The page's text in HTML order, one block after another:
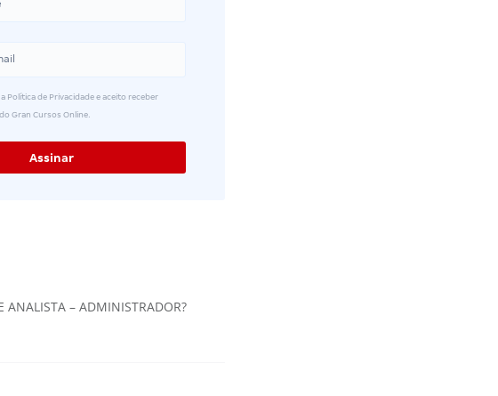
Política de Privacidade e aceito receber
Gran Cursos Online.
ANALISTA – ADMINISTRADOR?